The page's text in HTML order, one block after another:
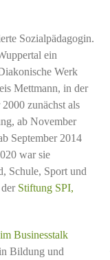
Sozialpädagogin.
ein
Werk
Mettmann, in der
zunächst als
ab November
September 2014
war sie
Schule, Sport und
Stiftung SPI,
im Businesstalk
Bildung und